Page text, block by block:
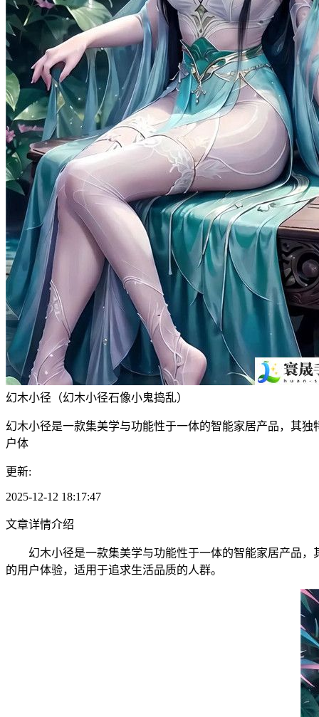
幻木小径（幻木小径石像小鬼捣乱）
幻木小径是一款集美学与功能性于一体的智能家居产品，其
户体
更新:
2025-12-12 18:17:47
文章详情介绍
幻木小径是一款集美学与功能性于一体的智能家居产品，
的用户体验，适用于追求生活品质的人群。